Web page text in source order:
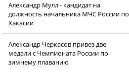
Александр Мулл - кандидат на
должность начальника МЧС России по
Хакасии
Александр Черкасов привез две
медали с Чемпионата России по
зимнему плаванию